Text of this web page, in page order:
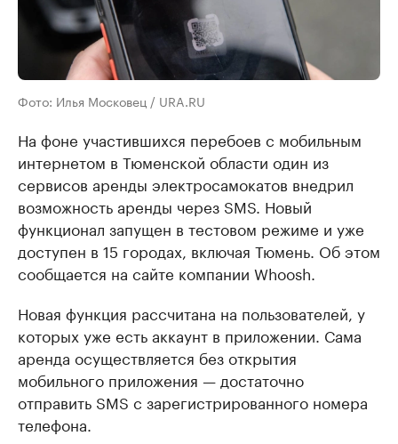
Фото: Илья Московец / URA.RU
На фоне участившихся перебоев с мобильным
интернетом в Тюменской области один из
сервисов аренды электросамокатов внедрил
возможность аренды через SMS. Новый
функционал запущен в тестовом режиме и уже
доступен в 15 городах, включая Тюмень. Об этом
сообщается на сайте компании Whoosh.
Новая функция рассчитана на пользователей, у
которых уже есть аккаунт в приложении. Сама
аренда осуществляется без открытия
мобильного приложения — достаточно
отправить SMS с зарегистрированного номера
телефона.